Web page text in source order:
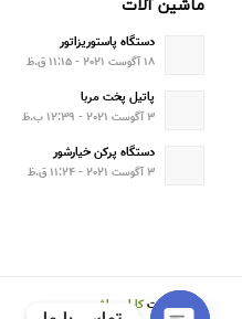
ماشین آلات
دستگاه پاستوریزاتور
۱۸ آگوست ۲۰۲۱ - ۱۱:۱۵ ق.ظ
پاتیل پخت مربا
۳ آگوست ۲۰۲۱ - ۱۲:۳۹ ب.ظ
دستگاه پرکن خیارشور
۳ آگوست ۲۰۲۱ - ۱۱:۲۴ ق.ظ
© کپی رایتکاران ماشین